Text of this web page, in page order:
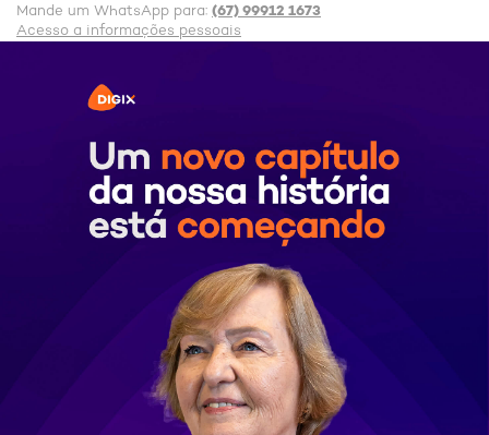
Mande um WhatsApp para: (67) 99912 1673
Acesso a informações pessoais